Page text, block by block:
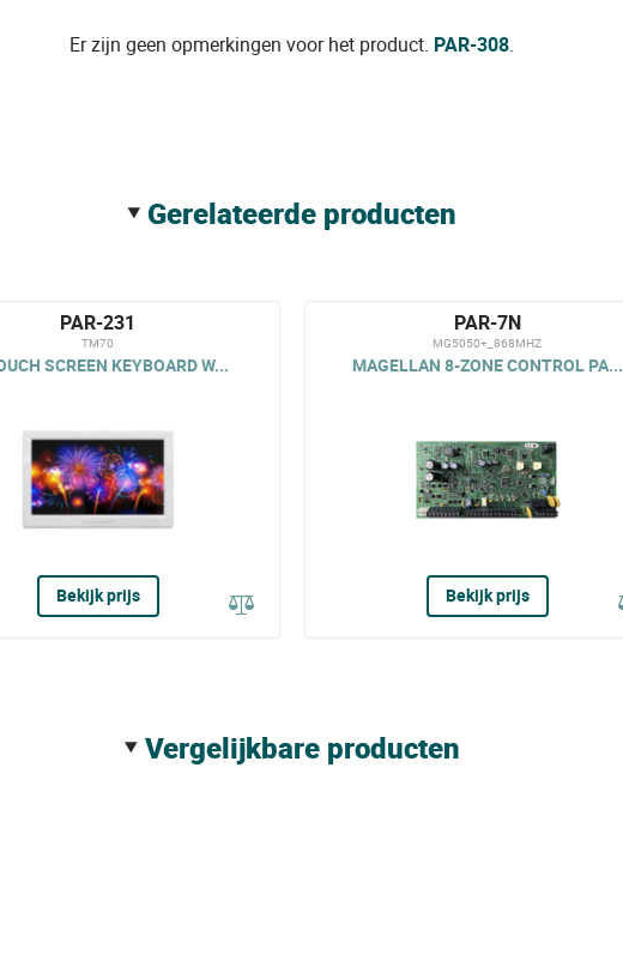
Er zijn geen opmerkingen voor het product. PAR-308.
gerelateerde producten
PAR-231
TM70
SCREEN KEYBOARD W...
Bekijk prijs
PAR-7N
MG5050+_868MHZ
MAGELLAN 8-ZONE CONTROL PA...
Bekijk prijs
vergelijkbare producten